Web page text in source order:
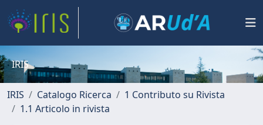
IRIS
IRIS Catalogo Ricerca
1 Contributo su Rivista
1.1 Articolo in rivista